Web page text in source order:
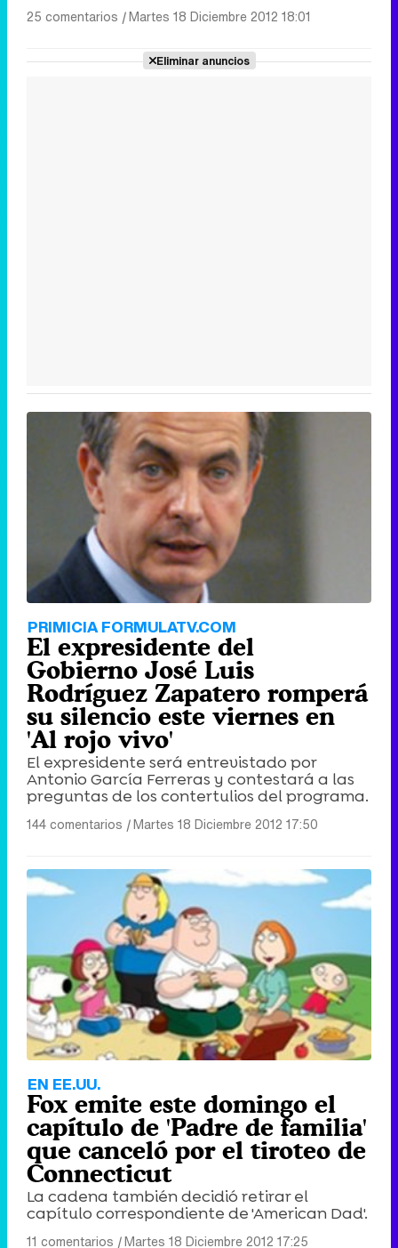
25 comentarios |Martes 18 Diciembre 2012 18:01
Eliminar anuncios
PRIMICIA FORMULATV.COM
El expresidente del
Gobierno José Luis
Rodríguez Zapatero romperá
su silencio este viernes en
'Al rojo vivo'
El expresidente será entrevistado por
Antonio García Ferreras y contestará a las
preguntas de los contertulios del programa.
144 comentarios |Martes 18 Diciembre 2012 17:50
EN EE.UU.
Fox emite este domingo el
capítulo de 'Padre de familia'
que canceló por el tiroteo de
Connecticut
La cadena también decidió retirar el
capítulo correspondiente de 'American Dad'.
11 comentarios |Martes 18 Diciembre 2012 17:25